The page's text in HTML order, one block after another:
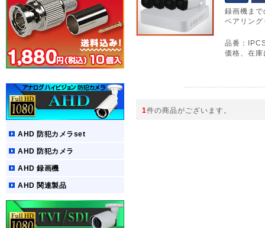
AHD 防犯カメラset
AHD 防犯カメラ
AHD 録画機
AHD 関連製品
録画機ま
ベアリング
品番：
価格、在
1件の商品がございます。